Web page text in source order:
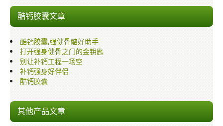
酷钙胶囊文章
酷钙胶囊,强健骨骼好助手
打开强身健骨之门的金钥匙
别让补钙工程一场空
补钙强身好伴侣
酷钙胶囊
其他产品文章